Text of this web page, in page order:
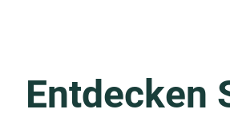
Entdecken